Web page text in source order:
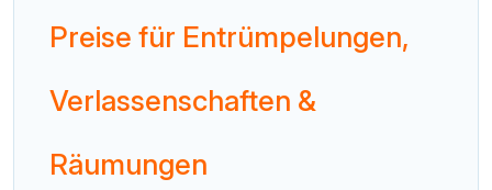
Preise für Entrümpelungen,
Verlassenschaften &
Räumungen